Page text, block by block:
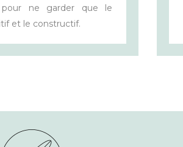
pour ne garder que le
et le constructif.